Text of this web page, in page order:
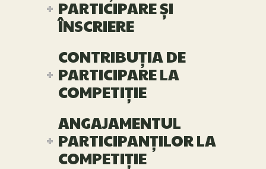
PARTICIPARE ȘI
ÎNSCRIERE
CONTRIBUȚIA DE
PARTICIPARE LA
COMPETIȚIE
ANGAJAMENTUL
PARTICIPANȚILOR LA
COMPETIȚIE